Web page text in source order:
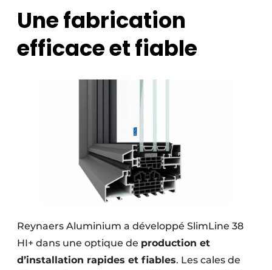
Une fabrication
efficace et fiable
Reynaers Aluminium a développé SlimLine 38
HI+ dans une optique de production et
d’installation rapides et fiables. Les cales de